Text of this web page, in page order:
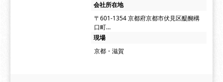
会社所在地
〒601-1354 京都府京都市伏見区醍醐構
口町…
現場
京都・滋賀